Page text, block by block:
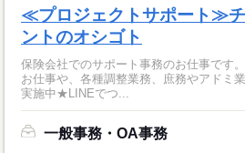
≪プロジェクトサポート≫
ントのオシゴト
保険会社でのサポート事務のお仕事です
お仕事や、各種調整業務、庶務やアドミ業
実施中★LINEでつ...
一般事務・OA事務